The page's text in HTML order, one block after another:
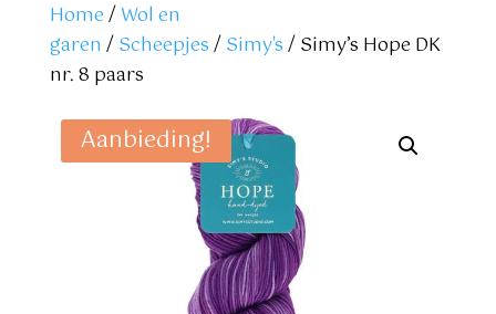
Home/Wol en
garen /Scheepjes/Simy's/ Simy’s Hope DK
nr. 8 paars
Aanbieding!